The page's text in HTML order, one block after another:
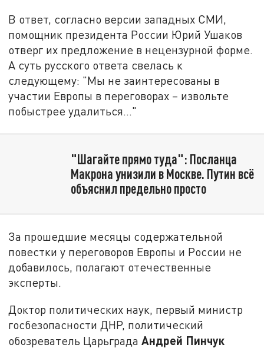
В ответ, согласно версии западных СМИ,
помощник президента России Юрий Ушаков
отверг их предложение в нецензурной форме.
А суть русского ответа свелась к
следующему: "Мы не заинтересованы в
участии Европы в переговорах – извольте
побыстрее удалиться…"
"Шагайте прямо туда": Посланца
Макрона унизили в Москве. Путин всё
объяснил предельно просто
За прошедшие месяцы содержательной
повестки у переговоров Европы и России не
добавилось, полагают отечественные
эксперты.
Доктор политических наук, первый министр
госбезопасности ДНР, политический
обозреватель ЦарьградаАндрей Пинчук